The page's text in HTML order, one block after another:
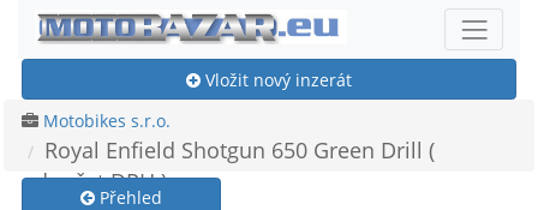
Vložit nový inzerát
Motobikes s.r.o.
Royal Enfield Shotgun 650 Green Drill (
odpočet DPH )
Přehled